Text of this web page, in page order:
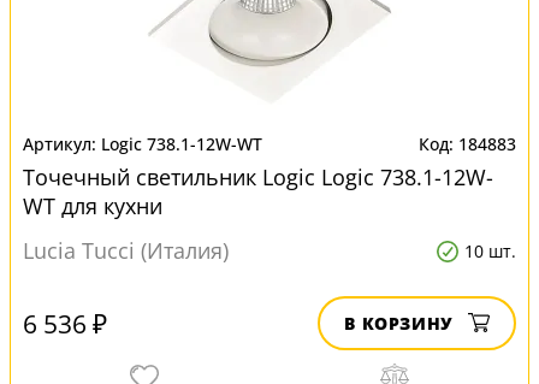
Logic 738.1-12W-WT 184883
Точечный светильник Logic Logic 738.1-12W-
WT для кухни
Lucia Tucci (Италия)
10 шт.
6 536 ₽ В КОРЗИНУ